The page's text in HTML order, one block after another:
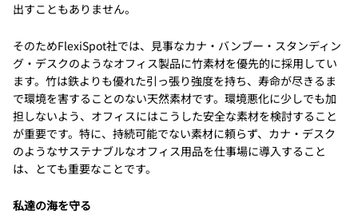
出すこともありません。
そのためFlexiSpot社では、見事なカナ・バンブー・スタンディン
グ・デスクのようなオフィス製品に竹素材を優先的に採用してい
ます。竹は鉄よりも優れた引っ張り強度を持ち、寿命が尽きるま
で環境を害することのない天然素材です。環境悪化に少しでも加
担しないよう、オフィスにはこうした安全な素材を検討すること
が重要です。特に、持続可能でない素材に頼らず、カナ・デスク
のようなサステナブルなオフィス用品を仕事場に導入すること
は、とても重要なことです。
私達の海を守る